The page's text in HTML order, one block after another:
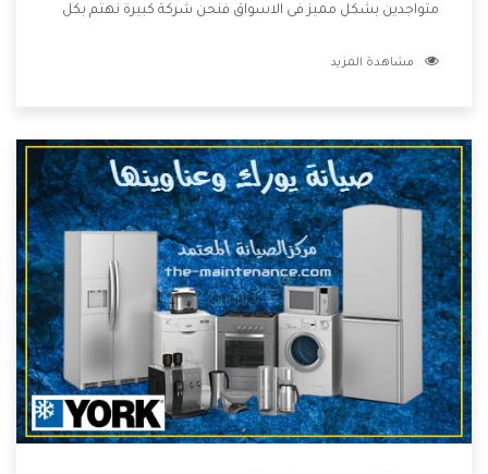
متواجدين بشكل مميز فى الاسواق فنحن شركة كبيرة نهتم بكل
الشركة بها والتى تكون منها خدمة الصيانة التى تكون من أهم
الأسعار التى تكون مناسبة لكثير من العملاء
مشاهدة المزيد